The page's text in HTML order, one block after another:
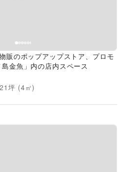
販のポップアップストア、プロモ
金魚」内の店内スペース
坪 (4㎡)